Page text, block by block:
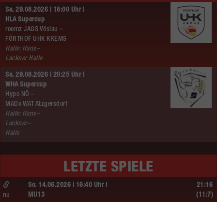
Sa. 29.08.2026 | 18:00 Uhr |
HLA Supercup
roomz JAGS Vöslau –
FÖRTHOF UHK KREMS
Halle: Hans–
Lackner Halle
Sa. 29.08.2026 | 20:25 Uhr |
WHA Supercup
Hypo NÖ –
MADx WAT Atzgersdorf
Halle: Hans–
Lackner–
Halle
LETZTE SPIELE
So. 14.06.2026 | 16:40 Uhr |
MU13
nu
21:16
(11:7)